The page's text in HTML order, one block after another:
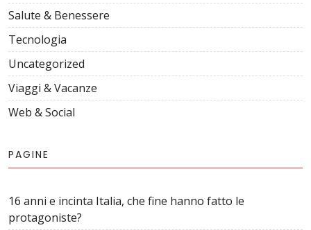
Salute & Benessere
Tecnologia
Uncategorized
Viaggi & Vacanze
Web & Social
PAGINE
16 anni e incinta Italia, che fine hanno fatto le
protagoniste?